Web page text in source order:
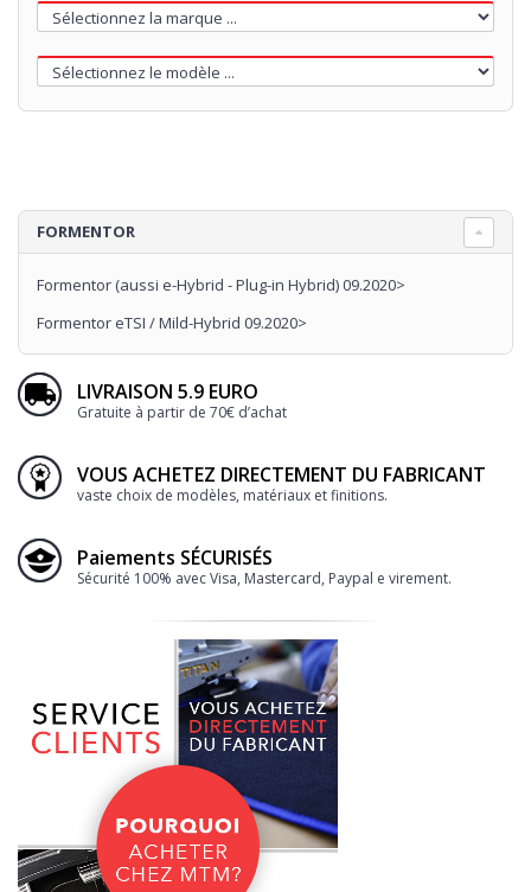
FORMENTOR
Formentor (aussi e-Hybrid - Plug-in Hybrid) 09.2020>
Formentor eTSI / Mild-Hybrid 09.2020>
LIVRAISON 5.9 EURO
Gratuite à partir de 70€ d’achat
VOUS ACHETEZ DIRECTEMENT DU FABRICANT
vaste choix de modèles, matériaux et finitions.
Paiements SÉCURISÉS
Sécurité 100% avec Visa, Mastercard, Paypal e virement.